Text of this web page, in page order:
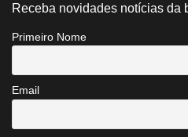
Receba novidades notícias da
Primeiro Nome
Email